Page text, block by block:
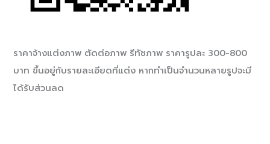
ราคาจ้างแต่งภาพ ตัดต่อภาพ รีทัชภาพ ราคารูปละ 300-800
บาท ขึ้นอยู่กับรายละเอียดที่แต่ง หากทำเป็นจำนวนหลายรูปจะมี
ได้รับส่วนลด